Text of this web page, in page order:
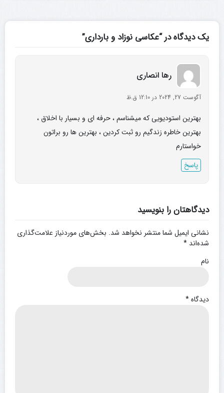
یک دیدگاه در “عکاسی نوزاد و بارداری”
رها انصاری
آگوست 27, 2024 در 12:10 ق.ظ
بهترین استودیویی که میشناسم ، حرفه ای و بسیار با اخلاق ،
بهترین خاطره زندگیم رو ثبت کردین ، بهترین ها رو براتون
خواستارم
پاسخ
دیدگاهتان را بنویسید
نشانی ایمیل شما منتشر نخواهد شد. بخش‌های موردنیاز علامت‌گذاری
شده‌اند *
نام
دیدگاه*